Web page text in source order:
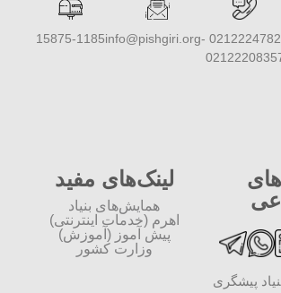
02122247826 -
info@pishgiri.org
15875-1185
پیشگری
لینک‌های مفید
همایش‌های بنیاد
اهرم (خدمات اینترنتی)
پیش آموز (آموزش)
وزارت کشور